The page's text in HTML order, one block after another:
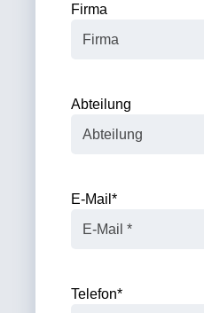
Firma
Abteilung
E-Mail *
Telefon*